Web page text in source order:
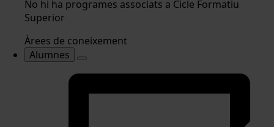
No hi ha programes associats a Cicle Formatiu
Superior
Àrees de coneixement
Alumnes